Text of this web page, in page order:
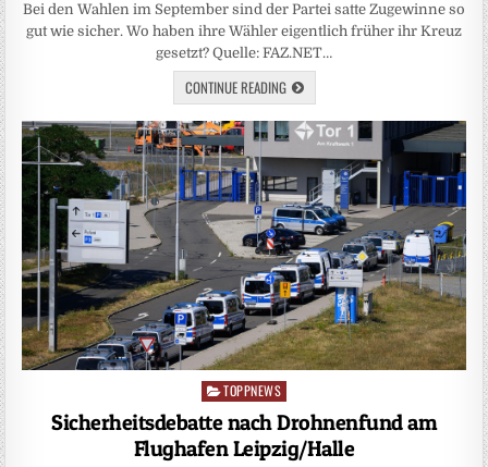
Bei den Wahlen im September sind der Partei satte Zugewinne so
gut wie sicher. Wo haben ihre Wähler eigentlich früher ihr Kreuz
gesetzt? Quelle: FAZ.NET…
CONTINUE READING
Posted
in
TOPPNEWS
Sicherheitsdebatte nach Drohnenfund am
Flughafen Leipzig/Halle